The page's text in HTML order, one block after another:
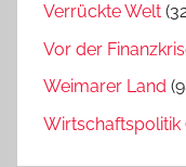
Verrückte Welt
Vor der
Weimarer Land
Wirtschaftspolitik